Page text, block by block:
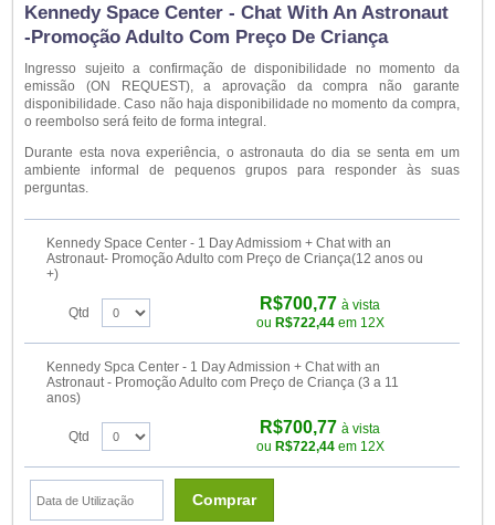
Kennedy Space Center - Chat With An Astronaut
-Promoção Adulto Com Preço De Criança
Ingresso sujeito a confirmação de disponibilidade no momento da
emissão (ON REQUEST), a aprovação da compra não garante
disponibilidade. Caso não haja disponibilidade no momento da compra,
o reembolso será feito de forma integral.
Durante esta nova experiência, o astronauta do dia se senta em um
ambiente informal de pequenos grupos para responder às suas
perguntas.
Kennedy Space Center - 1 Day Admissiom + Chat with an
Astronaut- Promoção Adulto com Preço de Criança(12 anos ou
+)
Qtd R$700,77à vista
ou R$722,44em 12X
Kennedy Spca Center - 1 Day Admission + Chat with an
Astronaut - Promoção Adulto com Preço de Criança (3 a 11
anos)
Qtd R$700,77à vista
ou R$722,44em 12X
Comprar